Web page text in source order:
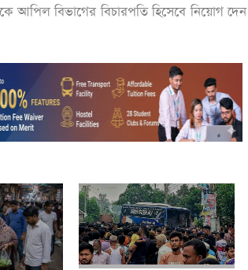
আপিল বিভাগের বিচারপতি হিসেবে নিয়োগ দেন